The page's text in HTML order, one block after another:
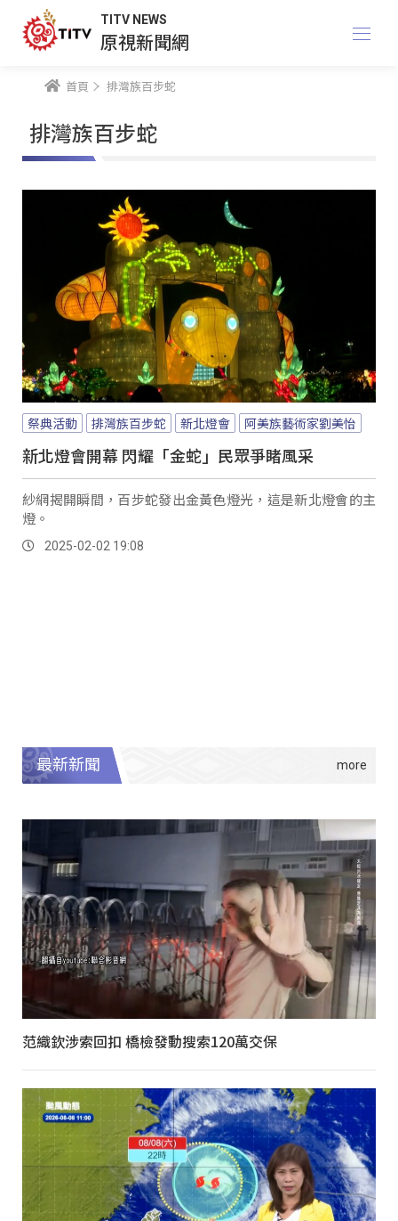
TITV NEWS
原視新聞網
首頁 排灣族百步蛇
排灣族百步蛇
祭典活動 排灣族百步蛇 新北燈會 阿美族藝術家劉美怡
新北燈會開幕 閃耀「金蛇」民眾爭睹風采
紗網揭開瞬間，百步蛇發出金黃色燈光，這是新北燈會的主
燈。
2025-02-02 19:08
最新新聞
范織欽涉索回扣 橋檢發動搜索120萬交保